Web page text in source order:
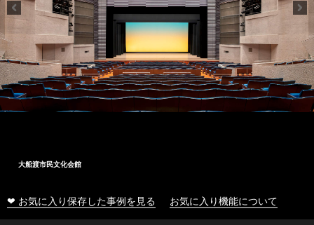
大船渡市民文化会館
❤ お気に入り保存した事例を見る お気に入り機能について